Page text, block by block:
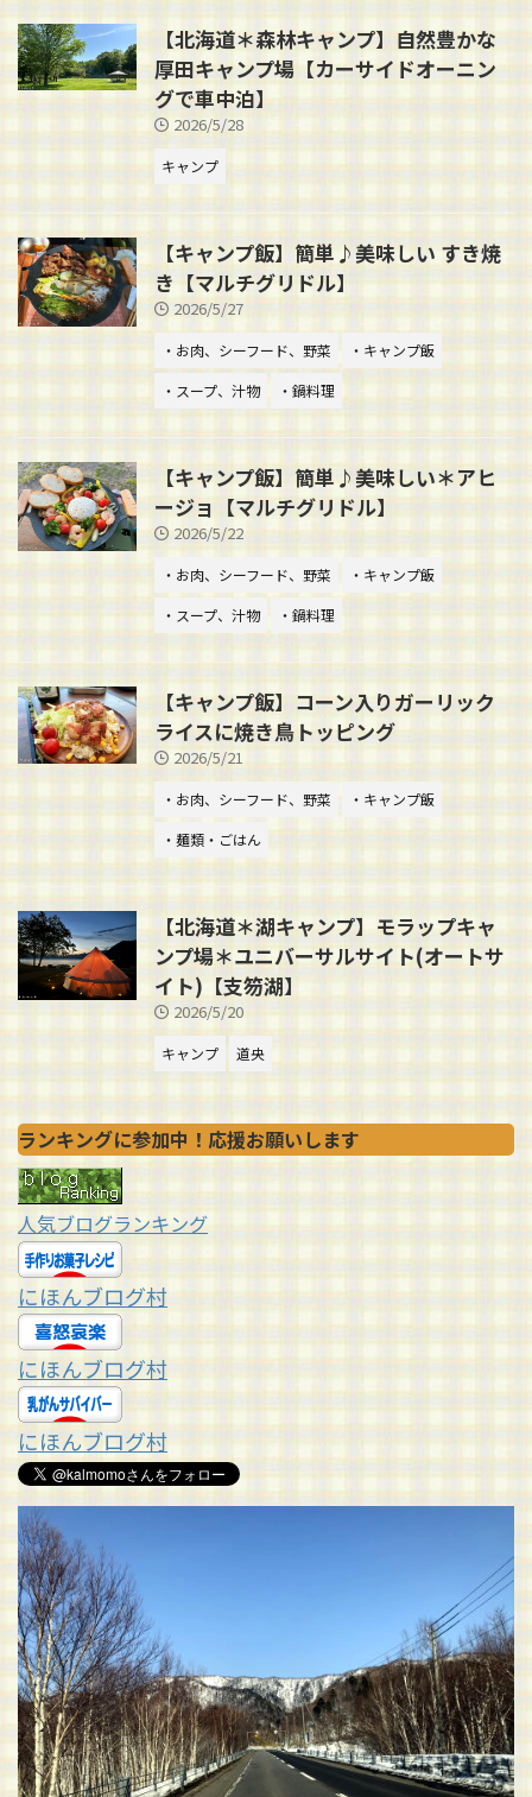
【北海道＊森林キャンプ】自然豊かな
厚田キャンプ場【カーサイドオーニン
グで車中泊】
2026/5/28
キャンプ
【キャンプ飯】簡単♪美味しい すき焼
き【マルチグリドル】
2026/5/27
・お肉、シーフード、野菜
・キャンプ飯
・スープ、汁物
・鍋料理
【キャンプ飯】簡単♪美味しい＊アヒ
ージョ【マルチグリドル】
2026/5/22
・お肉、シーフード、野菜
・キャンプ飯
・スープ、汁物
・鍋料理
【キャンプ飯】コーン入りガーリック
ライスに焼き鳥トッピング
2026/5/21
・お肉、シーフード、野菜
・キャンプ飯
・麺類・ごはん
【北海道＊湖キャンプ】モラップキャ
ンプ場＊ユニバーサルサイト(オートサ
イト)【支笏湖】
2026/5/20
キャンプ 道央
ランキングに参加中！応援お願いします
人気ブログランキング
にほんブログ村
にほんブログ村
にほんブログ村